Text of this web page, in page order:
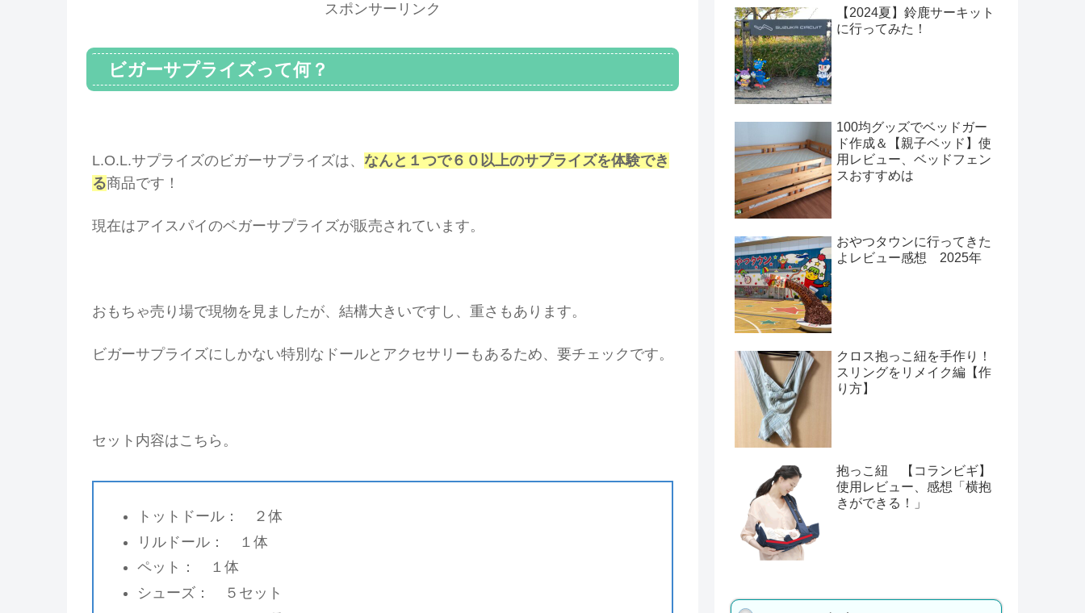
スポンサーリンク
ビガーサプライズって何？
L.O.L.サプライズのビガーサプライズは、 なんと１つで６０以上のサプライズを体験でき
る商品です！
現在はアイスパイのベガーサプライズが販売されています。
おもちゃ売り場で現物を見ましたが、結構大きいですし、重さもあります。
ビガーサプライズにしかない特別なドールとアクセサリーもあるため、要チェックです。
セット内容はこちら。
トットドール： ２体
リルドール： １体
ペット： １体
シューズ： ５セット
【2024夏】鈴鹿サーキット
に行ってみた！
100均グッズでベッドガー
ド作成＆【親子ベッド】使
用レビュー、ベッドフェン
スおすすめは
おやつタウンに行ってきた
よレビュー感想 2025年
クロス抱っこ紐を手作り！
スリングをリメイク編【作
り方】
抱っこ紐 【コランビギ】
使用レビュー、感想「横抱
きができる！」